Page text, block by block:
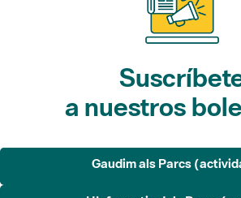
a nuestros
Gaudim als Parcs